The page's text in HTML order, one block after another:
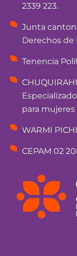
2339 223.
Junta
Derechos de
Tenencia
Especializado
para mujeres
WARMI
CEPAM 02